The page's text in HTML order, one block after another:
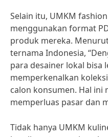
Selain itu, UMKM
menggunakan format
produk mereka.
ternama Indonesia,
para desainer lokal bisa
memperkenalkan
calon konsumen. Hal ini
memperluas pasar dan
Tidak hanya UMKM